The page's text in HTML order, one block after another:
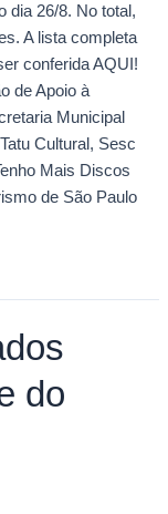
dia 26/8. No total,
A lista completa
conferida AQUI!
de Apoio à
Municipal
Cultural, Sesc
Mais Discos
de São Paulo
do